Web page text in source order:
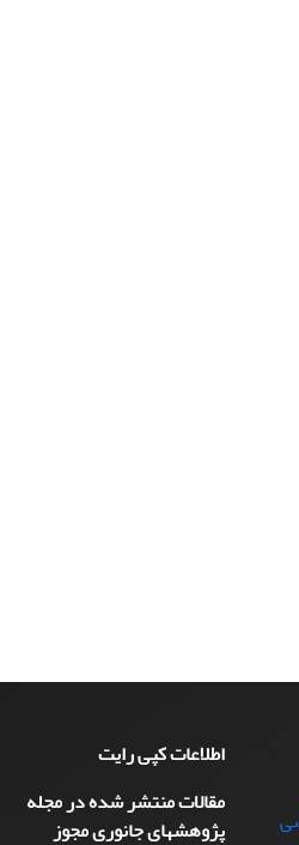
اطلاعات کپی رایت
مقالات منتشر شده در مجله
پژوهشهای جانوری مجوز